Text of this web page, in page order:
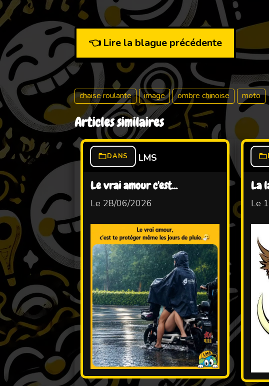
👈 Lire la blague précédente
chaise roulante image ombre chinoise moto
Articles similaires
DANS LMS
Le vrai amour c'est...
Le 28/06/2026
La
Le